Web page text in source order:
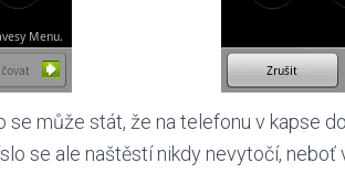
se může stát, že na telefonu v kapse
se ale naštěstí nikdy nevytočí,